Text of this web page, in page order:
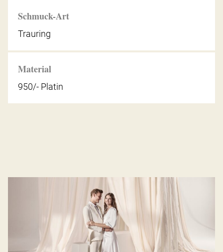
Schmuck-Art
Trauring
Material
950/- Platin